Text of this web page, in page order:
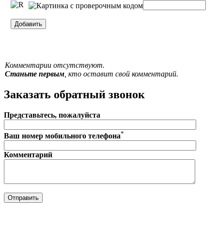
Комментарии отсутствуют.
Станьте первым, кто оставит свой комментарий.
Заказать обратный звонок
Представьтесь, пожалуйста
Ваш номер мобильного телефона*
Комментарий